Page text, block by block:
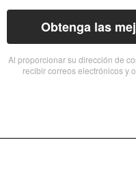
Obtenga las
Al proporcionar su dirección de
recibir correos electrónicos y